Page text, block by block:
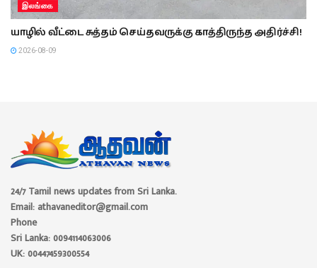
இலங்கை
யாழில் வீட்டை சுத்தம் செய்தவருக்கு காத்திருந்த அதிர்ச்சி!
2026-08-09
24/7 Tamil news updates from Sri Lanka.
Email: athavaneditor@gmail.com
Phone
Sri Lanka: 0094114063006
UK: 00447459300554